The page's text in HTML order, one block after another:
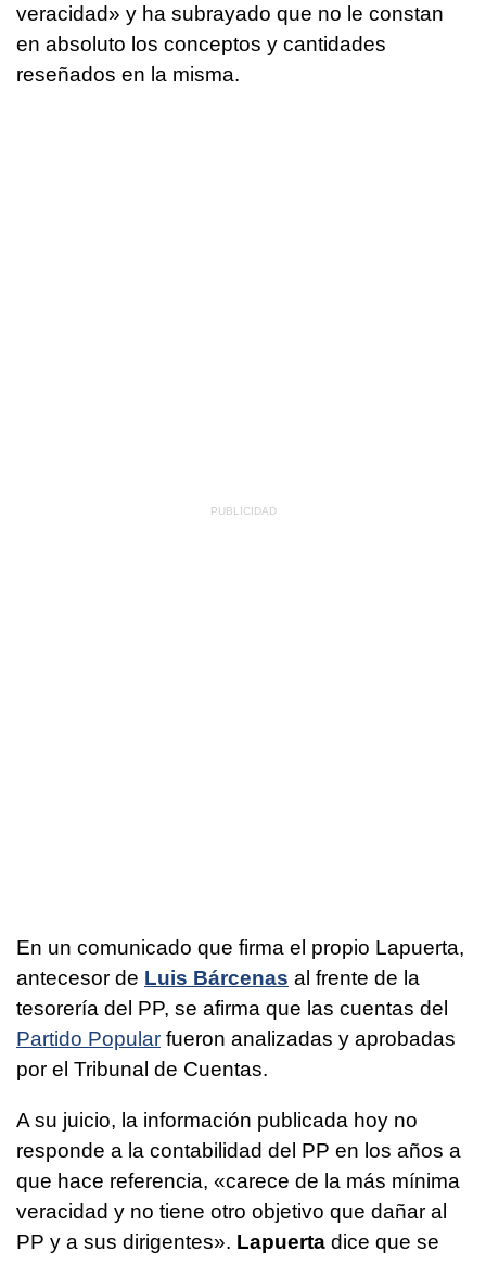
veracidad» y ha subrayado que no le constan
en absoluto los conceptos y cantidades
reseñados en la misma.
En un comunicado que firma el propio Lapuerta,
antecesor de Luis Bárcenas al frente de la
tesorería del PP, se afirma que las cuentas del
Partido Popular fueron analizadas y aprobadas
por el Tribunal de Cuentas.
A su juicio, la información publicada hoy no
responde a la contabilidad del PP en los años a
que hace referencia, «carece de la más mínima
veracidad y no tiene otro objetivo que dañar al
PP y a sus dirigentes». Lapuerta dice que se